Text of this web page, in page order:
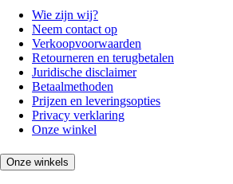
Wie zijn wij?
Neem contact op
Verkoopvoorwaarden
Retourneren en terugbetalen
Juridische disclaimer
Betaalmethoden
Prijzen en leveringsopties
Privacy verklaring
Onze winkel
Onze winkels